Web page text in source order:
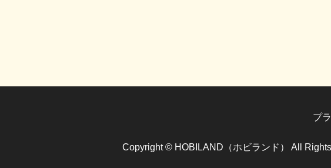
プ
Copyright © HOBILAND（ホビランド） All